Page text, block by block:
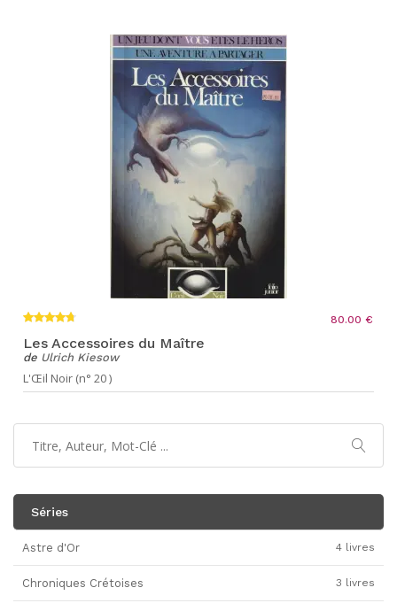
80.00 €
Les Accessoires du Maître
de Ulrich Kiesow
L'Œil Noir (n° 20 )
Séries
Astre d'Or 4 livres
Chroniques Crétoises 3 livres